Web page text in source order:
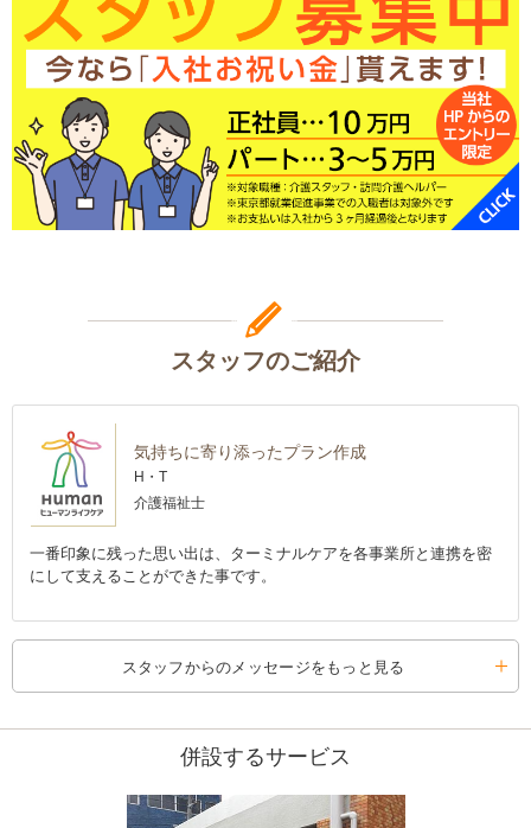
スタッフのご紹介
気持ちに寄り添ったプラン作成
H・T
介護福祉士
一番印象に残った思い出は、ターミナルケアを各事業所と連携を密
にして支えることができた事です。
スタッフからのメッセージをもっと見る
併設するサービス